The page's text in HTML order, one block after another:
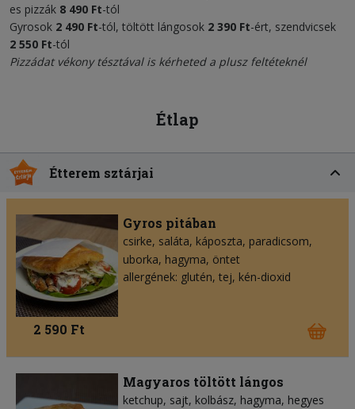
es pizzák 8 490 Ft-tól
Gyrosok 2 490 Ft-tól, töltött lángosok 2 390 Ft-ért, szendvicsek
2 550 Ft-tól
Pizzádat vékony tésztával is kérheted a plusz feltéteknél
Étlap
Étterem sztárjai
Gyros pitában
csirke saláta káposzta paradicsom
uborka hagyma öntet
allergének: glutén, tej, kén-dioxid
2 590 Ft
Magyaros töltött lángos
ketchup sajt kolbász hagyma hegyes